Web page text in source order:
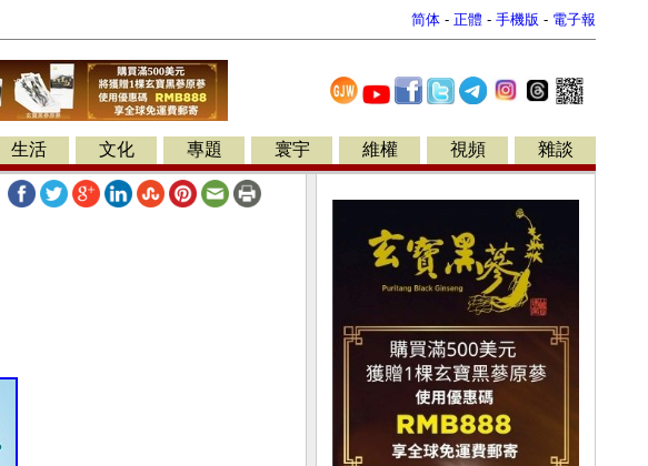
简体 - 正體 - 手機版 - 電子報
生活 文化 專題 寰宇 維權 視頻 雜談